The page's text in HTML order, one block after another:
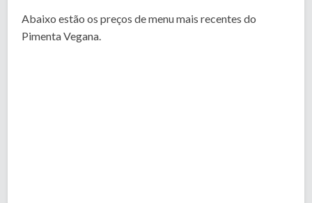
Abaixo estão os preços de menu mais recentes do
Pimenta Vegana.